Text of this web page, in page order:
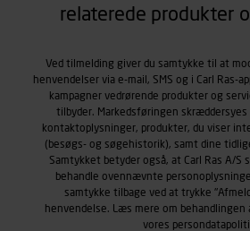
relaterede produkter
Ved tilmelding giver du samtykke til at
henvendelser via e-mail, SMS og i Carl Ras-
kampagner vedrørende produkter og
tilbyder. Markedsføringen skræddersyes
kontaktoplysninger, produkter, du viser
(besøgs- og søgehistorik), samt dine
Samtykket betyder også, at Carl Ras A/S
behandle ovennævnte
samtykke tilbage ved at trykke
henvendelse. Læs mere om behandlingen
vores